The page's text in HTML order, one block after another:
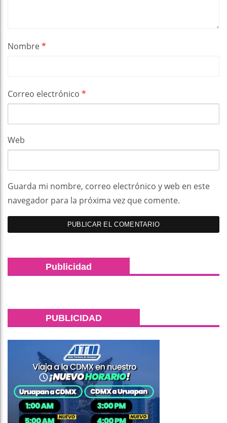
Nombre*
Correo electrónico *
Web
Guarda mi nombre, correo electrónico y web en este
navegador para la próxima vez que comente.
Publicidad
PUBLICIDAD